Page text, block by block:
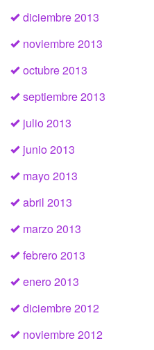
diciembre 2013
noviembre 2013
octubre 2013
septiembre 2013
julio 2013
junio 2013
mayo 2013
abril 2013
marzo 2013
febrero 2013
enero 2013
diciembre 2012
noviembre 2012